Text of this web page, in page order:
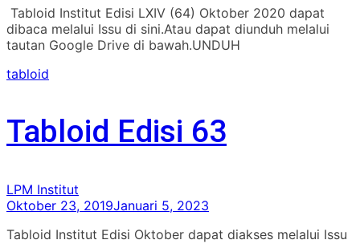
Tabloid Institut Edisi LXIV (64) Oktober 2020 dapat
dibaca melalui Issu di sini.Atau dapat diunduh melalui
tautan Google Drive di bawah.UNDUH
tabloid
Tabloid Edisi 63
LPM Institut
Oktober 23, 2019Januari 5, 2023
Tabloid Institut Edisi Oktober dapat diakses melalui Issu